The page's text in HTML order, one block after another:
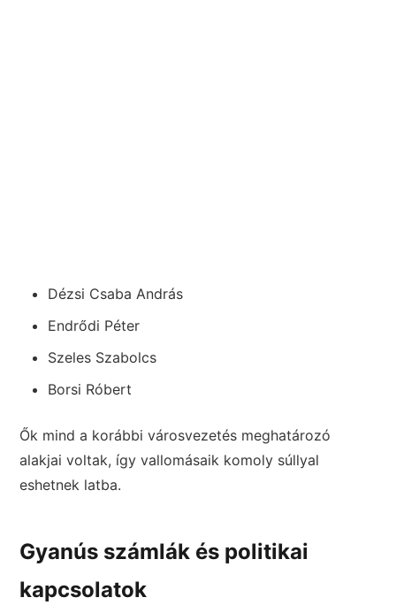
Dézsi Csaba András
Endrődi Péter
Szeles Szabolcs
Borsi Róbert
Ők mind a korábbi városvezetés meghatározó
alakjai voltak, így vallomásaik komoly súllyal
eshetnek latba.
Gyanús számlák és politikai
kapcsolatok